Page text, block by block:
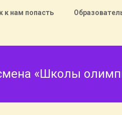
к нам попасть
«Школы